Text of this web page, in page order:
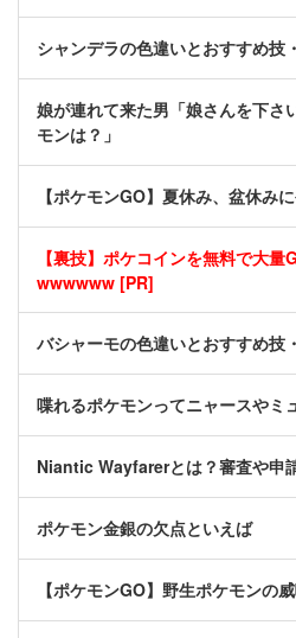
シャンデラの色違いとおすすめ技
娘が連れて来た男「娘さんを下さ
モンは？」
【ポケモンGO】夏休み、盆休み
【裏技】ポケコインを無料で大
wwwwww [PR]
バシャーモの色違いとおすすめ技
喋れるポケモンってニャースやミ
Niantic Wayfarerとは？審査や申
ポケモン金銀の欠点といえば
【ポケモンGO】野生ポケモンの